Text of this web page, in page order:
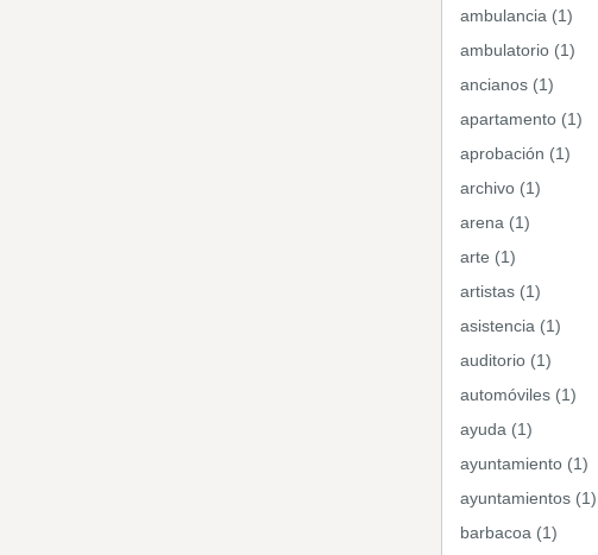
ambulancia (1)
ambulatorio (1)
ancianos (1)
apartamento (1)
aprobación (1)
archivo (1)
arena (1)
arte (1)
artistas (1)
asistencia (1)
auditorio (1)
automóviles (1)
ayuda (1)
ayuntamiento (1)
ayuntamientos (1)
barbacoa (1)